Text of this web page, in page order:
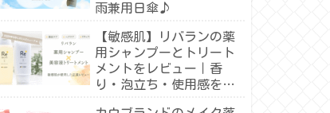
雨兼用日傘♪
【敏感肌】リバランの薬
用シャンプーとトリート
メントをレビュー｜香
り・泡立ち・使用感を紹